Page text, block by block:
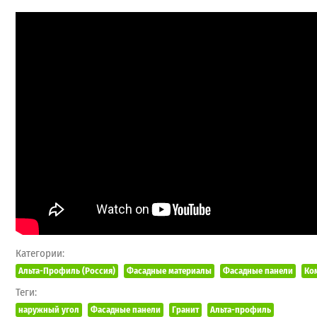
Категории:
Альта-Профиль (Россия) Фасадные материалы Фасадные панели
Теги:
наружный угол Фасадные панели Гранит Альта-профиль